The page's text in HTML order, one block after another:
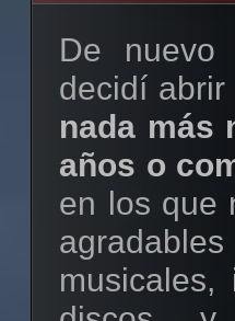
De nuevo
decidí abrir
nada más
años o
en los que
musicales,